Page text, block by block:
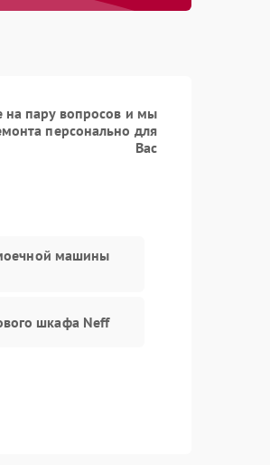
на пару вопросов и мы
персонально для
Вас
машины
шкафа Neff